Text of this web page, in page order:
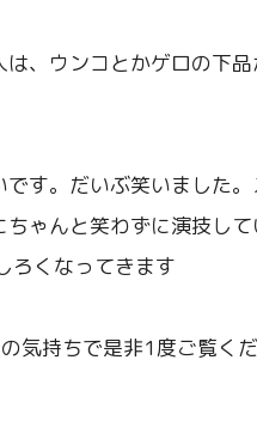
は、ウンコとかゲロの下
です。だいぶ笑いました
ゃんと笑わずに演技し
ろくなってきます
気持ちで是非1度ご覧く